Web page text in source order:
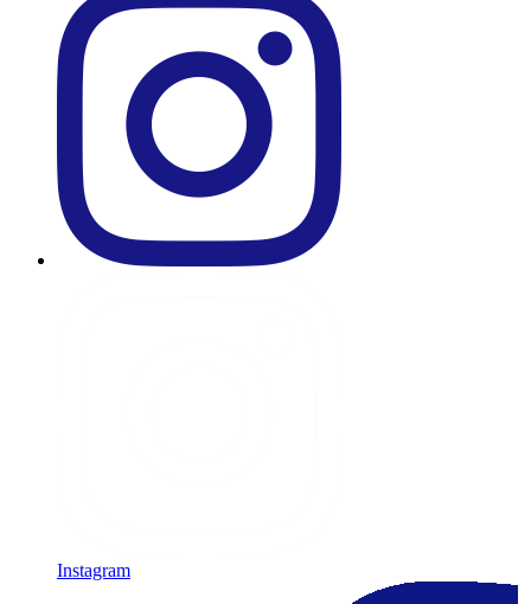
Instagram